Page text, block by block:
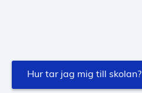
Hur tar jag mig till skolan?